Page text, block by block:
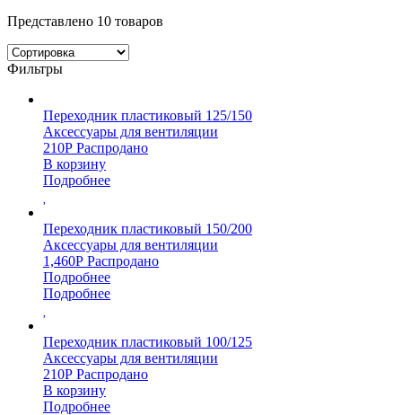
Представлено 10 товаров
Фильтры
Переходник пластиковый 125/150
Аксессуары для вентиляции
210Р Распродано
В корзину
Подробнее
Переходник пластиковый 150/200
Аксессуары для вентиляции
1,460Р Распродано
Подробнее
Подробнее
Переходник пластиковый 100/125
Аксессуары для вентиляции
210Р Распродано
В корзину
Подробнее